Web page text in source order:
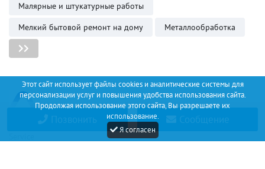
Этот сайт использует файлы cookies и аналитические системы для
персонализации услуг и повышения удобства использования сайта.
Продолжая использование этого сайта, Вы разрешаете их
использование.
Я согласен
Малярные и штукатурные работы
Мелкий бытовой ремонт на дому
Металлообработка
Позвонить Сообщение
Discount